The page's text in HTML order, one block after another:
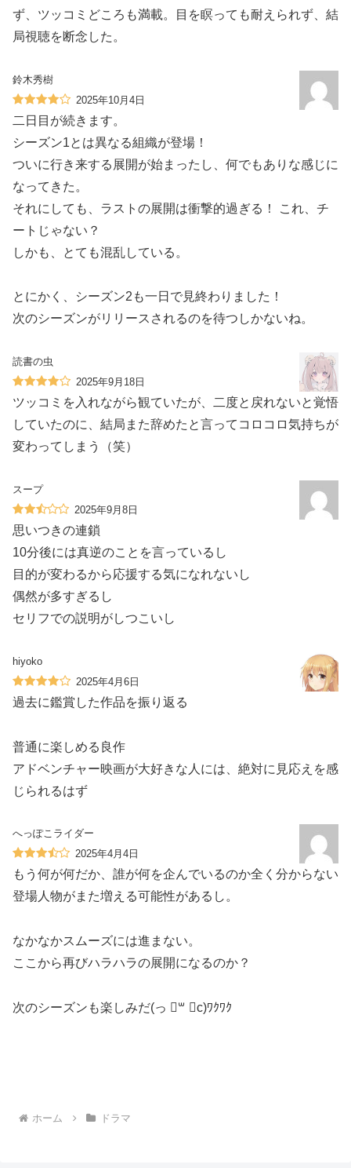
ず、ツッコミどころも満載。目を瞑っても耐えられず、結
局視聴を断念した。
鈴木秀樹
2025年10月4日
二日目が続きます。
シーズン1とは異なる組織が登場！
ついに行き来する展開が始まったし、何でもありな感じに
なってきた。
それにしても、ラストの展開は衝撃的過ぎる！ これ、チ
ートじゃない？
しかも、とても混乱している。
とにかく、シーズン2も一日で見終わりました！
次のシーズンがリリースされるのを待つしかないね。
読書の虫
2025年9月18日
ツッコミを入れながら観ていたが、二度と戻れないと覚悟
していたのに、結局また辞めたと言ってコロコロ気持ちが
変わってしまう（笑）
スープ
2025年9月8日
思いつきの連鎖
10分後には真逆のことを言っているし
目的が変わるから応援する気になれないし
偶然が多すぎるし
セリフでの説明がしつこいし
hiyoko
2025年4月6日
過去に鑑賞した作品を振り返る
普通に楽しめる良作
アドベンチャー映画が大好きな人には、絶対に見応えを感
じられるはず
へっぽこライダー
2025年4月4日
もう何が何だか、誰が何を企んでいるのか全く分からない
登場人物がまた増える可能性があるし。
なかなかスムーズには進まない。
ここから再びハラハラの展開になるのか？
次のシーズンも楽しみだ(っ ॑꒳ ॑c)ﾜｸﾜｸ
ホーム ドラマ